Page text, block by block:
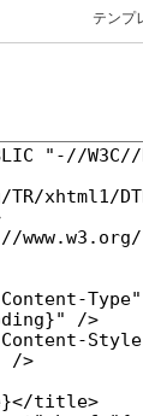
テンプ